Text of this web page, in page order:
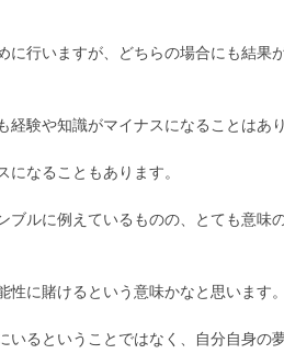
に行いますが、どちらの場合にも結果
験や知識がマイナスになることはあり
なることもあります。
ブルに例えているものの、とても意味
に賭けるという意味かなと思います。
いるということではなく、自分自身の